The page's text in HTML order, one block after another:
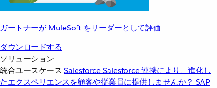
ガートナーが MuleSoft をリーダーとして評価
ダウンロードする
ソリューション
統合ユースケース SalesforceSalesforce 連携により、進化し
たエクスペリエンスを顧客や従業員に提供しませんか？ SAP